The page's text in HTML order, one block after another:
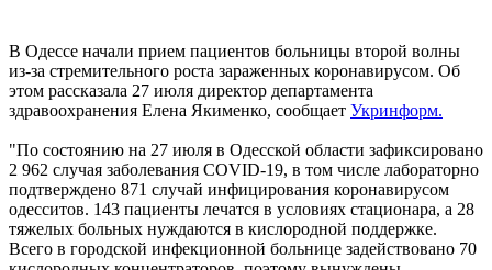
В Одессе начали прием пациентов больницы второй волны
из-за стремительного роста зараженных коронавирусом. Об
этом рассказала 27 июля директор департамента
здравоохранения Елена Якименко, сообщает Укринформ.
"По состоянию на 27 июля в Одесской области зафиксировано
2 962 случая заболевания COVID-19, в том числе лабораторно
подтверждено 871 случай инфицирования коронавирусом
одесситов. 143 пациенты лечатся в условиях стационара, а 28
тяжелых больных нуждаются в кислородной поддержке.
Всего в городской инфекционной больнице задействовано 70